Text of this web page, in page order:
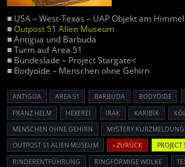
■ USA – West-Texas – UAP Objekt am Himmel
■Outpost 51 Alien Museum
■ Antigua und Barbuda
■ Turm auf Area 51
■ Bundeslade – Project Stargate<
■ Bodyoide – Menschen ohne Gehirn
ANTIGUA AREA 51 BARBUDA BODYOIDE
FRANZ HELM
HEXEREI IRAK KARIBIK
MENSCHEN OHNE GEHIRN
MYSTERY
OUTPOST 51 ALIEN MUSEUM
« ZURÜCK PROJECT
RINDERENTFÜHRUNG
RINGFÖRMIGE WOLKE